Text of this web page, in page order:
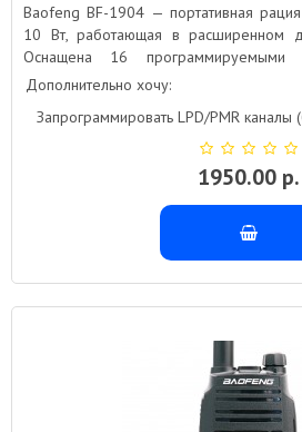
Baofeng BF-1904 — портативная
10 Вт, работающая в расширенном
Оснащена 16 программируемыми
кодирования CTCSS/DCS,
Дополнительно хочу:
Запрограммировать LPD/PMR каналы
1950.00 р.